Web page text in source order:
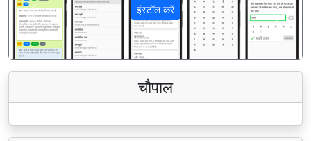
इंस्टॉल करें
पिछला अगला
चौपाल